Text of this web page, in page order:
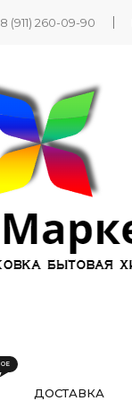
8 (911) 260-09-90
ДОСТАВКА